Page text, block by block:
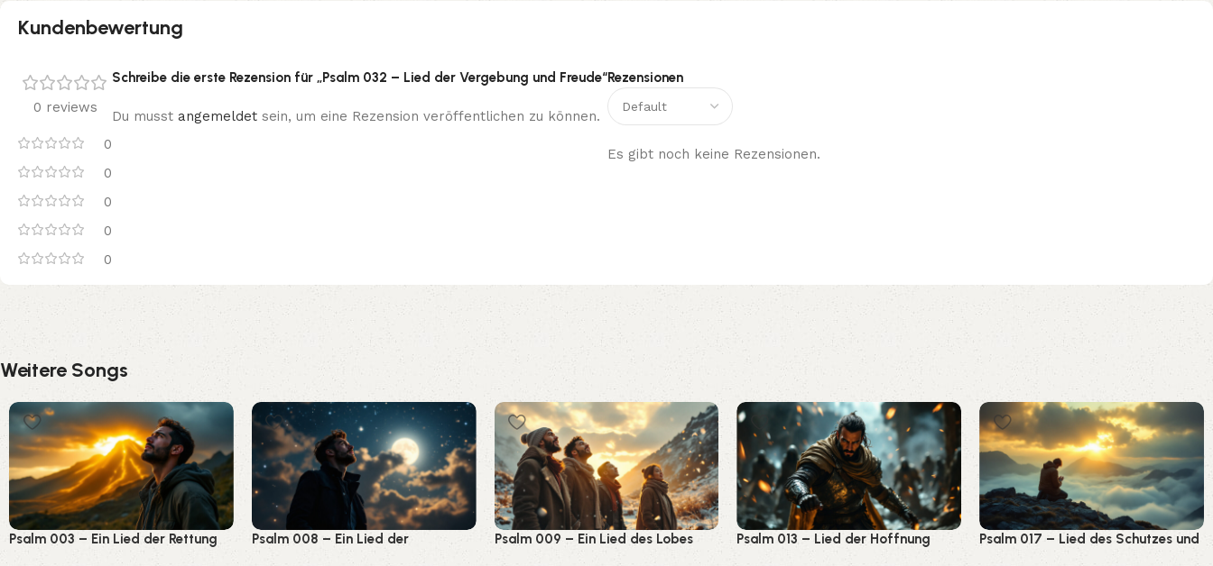
Kundenbewertung
0 reviews
0
0
0
0
0
Rezensionen
Es gibt noch keine Rezensionen.
Schreibe die erste Rezension für „Psalm 032 – Lied der Vergebung und Freude“
Du musst angemeldet sein, um eine Rezension veröffentlichen zu können.
Weitere Songs
Psalm 003 – Ein Lied der Rettung
Psalm 008 – Ein Lied der
Psalm 009 – Ein Lied des Lobes
Psalm 013 – Lied der Hoffnung
Psalm 017 – Lied des Schutzes und